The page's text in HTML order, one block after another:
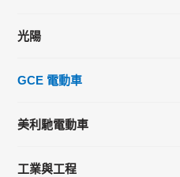
光陽
GCE 電動車
美利馳電動車
工業與工程